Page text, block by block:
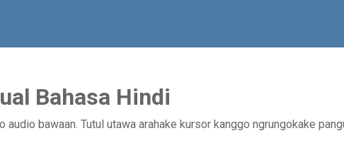
Bahasa Hindi
audio bawaan. Tutul utawa arahake kursor kanggo ngrungokake